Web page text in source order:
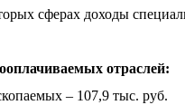
сферах доходы
отраслей:
– 107,9 тыс. руб.